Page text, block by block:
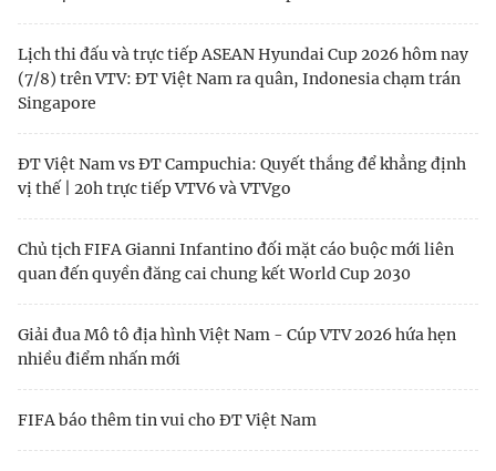
Lịch thi đấu và trực tiếp ASEAN Hyundai Cup 2026 hôm nay
(7/8) trên VTV: ĐT Việt Nam ra quân, Indonesia chạm trán
Singapore
ĐT Việt Nam vs ĐT Campuchia: Quyết thắng để khẳng định
vị thế | 20h trực tiếp VTV6 và VTVgo
Chủ tịch FIFA Gianni Infantino đối mặt cáo buộc mới liên
quan đến quyền đăng cai chung kết World Cup 2030
Giải đua Mô tô địa hình Việt Nam - Cúp VTV 2026 hứa hẹn
nhiều điểm nhấn mới
FIFA báo thêm tin vui cho ĐT Việt Nam